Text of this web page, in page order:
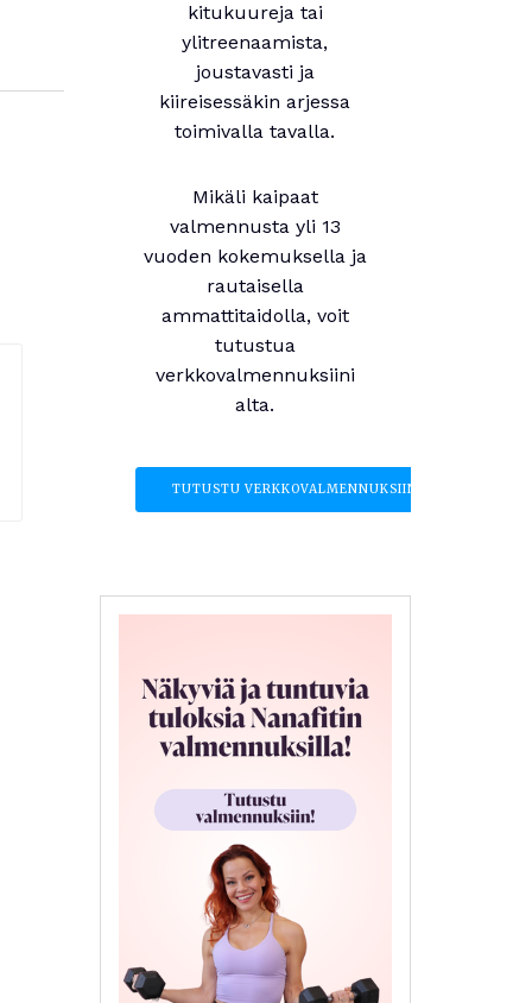
kitukuureja tai
ylitreenaamista,
joustavasti ja
kiireisessäkin arjessa
toimivalla tavalla.
Mikäli kaipaat
valmennusta yli 13
vuoden kokemuksella ja
rautaisella
ammattitaidolla, voit
tutustua
verkkovalmennuksiini
alta.
TUTUSTU VERKKOVALMENNUKSIIN